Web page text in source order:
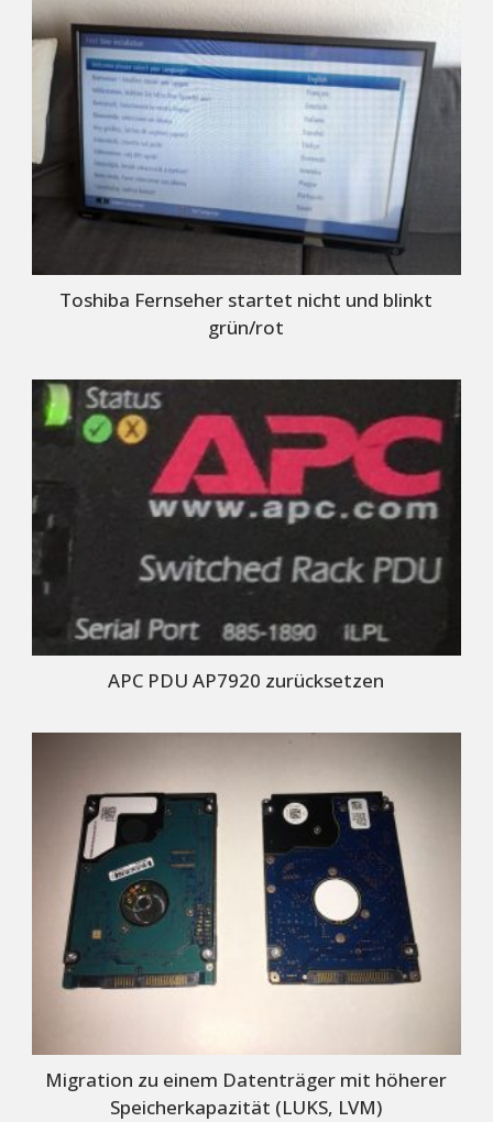
Toshiba Fernseher startet nicht und blinkt
grün/rot
APC PDU AP7920 zurücksetzen
Migration zu einem Datenträger mit höherer
Speicherkapazität (LUKS, LVM)